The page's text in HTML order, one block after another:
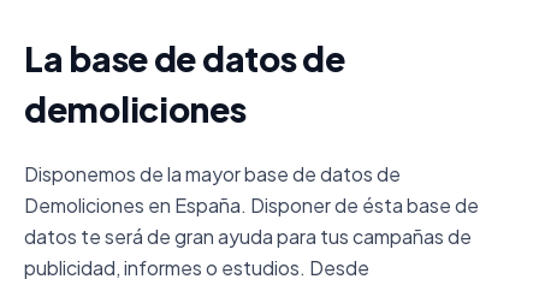
La base de datos de
demoliciones
Disponemos de la mayor base de datos de
Demoliciones en España. Disponer de ésta base de
datos te será de gran ayuda para tus campañas de
publicidad, informes o estudios. Desde